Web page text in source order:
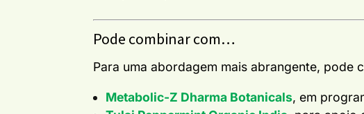
Pode combinar com…
Para uma abordagem mais abrangente, pode
Metabolic-Z Dharma Botanicals, em